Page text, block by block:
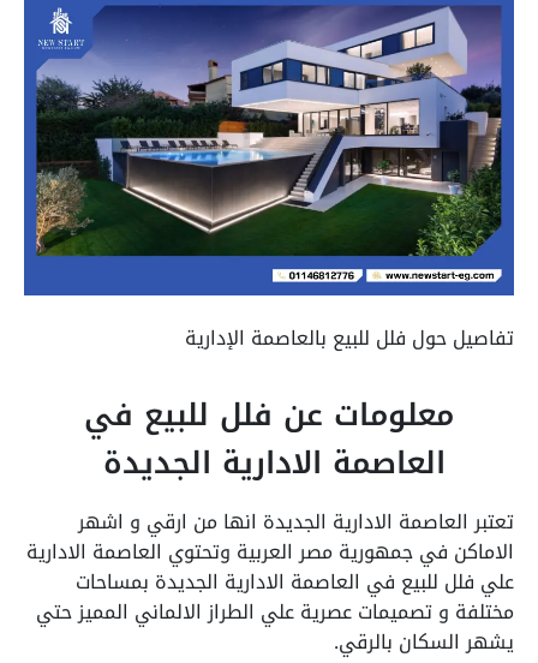
تفاصيل حول فلل للبيع بالعاصمة الإدارية
معلومات عن فلل للبيع في
العاصمة الادارية الجديدة
تعتبر العاصمة الادارية الجديدة انها من ارقي و اشهر
الاماكن في جمهورية مصر العربية وتحتوي العاصمة الادارية
علي فلل للبيع في العاصمة الادارية الجديدة بمساحات
مختلفة و تصميمات عصرية علي الطراز الالماني المميز حتي
يشهر السكان بالرقي.